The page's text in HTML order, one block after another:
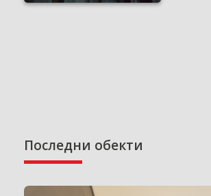
Последни обекти